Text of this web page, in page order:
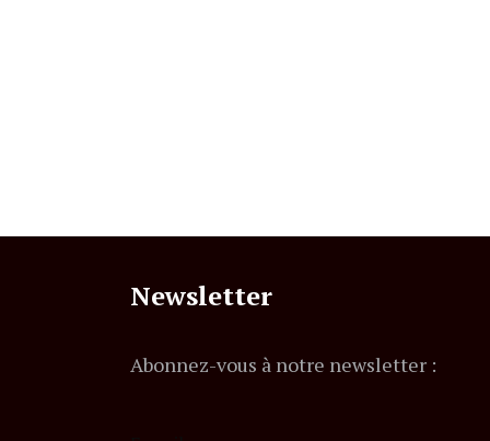
Newsletter
Abonnez-vous à notre newsletter :